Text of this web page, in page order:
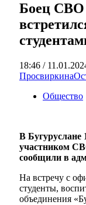
Боец СВО
18:46 /
Просвиркина
Общество
В Бугуруслане
участником
сообщили в
На встречу с
студенты,
объединения